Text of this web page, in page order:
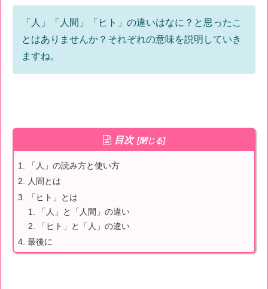
「人」「人間」「ヒト」の違いはなに？と思ったこ
とはありませんか？それぞれの意味を説明していき
ますね。
目次
「人」の読み方と使い方
人間とは
「ヒト」とは
「人」と「人間」の違い
「ヒト」と「人」の違い
最後に